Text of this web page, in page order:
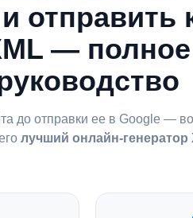
отправить
—
до отправки ее в Google —
лучший онлайн-генератор